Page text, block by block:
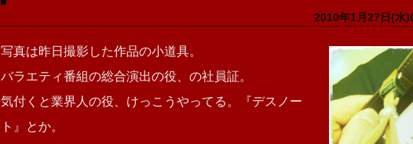
2010年1月27日(水
写真は昨日撮影した作品の小道具。
バラエティ番組の総合演出の役、の社員証。
気付くと業界人の役、けっこうやってる。『デスノー
ト』とか。